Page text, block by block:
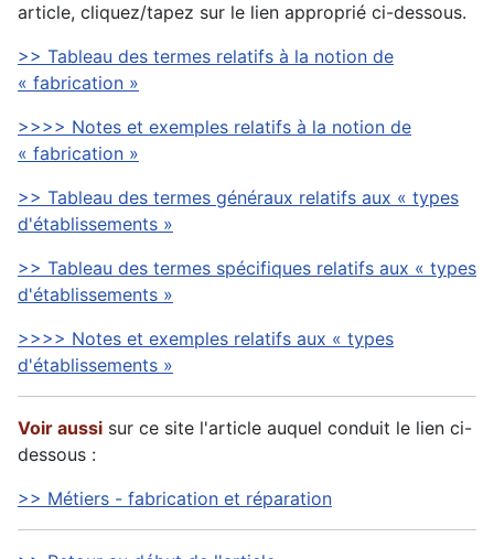
article, cliquez/tapez sur le lien approprié ci-dessous.
>> Tableau des termes relatifs à la notion de
« fabrication »
>>>> Notes et exemples relatifs à la notion de
« fabrication »
>> Tableau des termes généraux relatifs aux « types
d'établissements »
>> Tableau des termes spécifiques relatifs aux « types
d'établissements »
>>>> Notes et exemples relatifs aux « types
d'établissements »
Voir aussi sur ce site l'article auquel conduit le lien ci-
dessous :
>> Métiers - fabrication et réparation